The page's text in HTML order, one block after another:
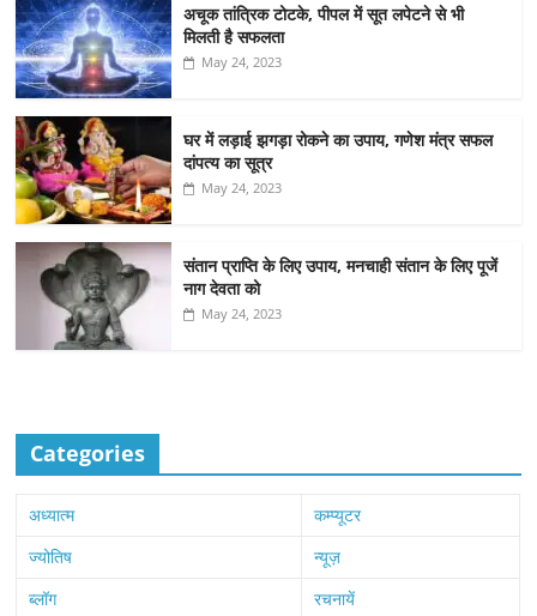
अचूक तांत्रिक टोटके, पीपल में सूत लपेटने से भी
मिलती है सफलता
May 24, 2023
घर में लड़ाई झगड़ा रोकने का उपाय, गणेश मंत्र सफल
दांपत्य का सूत्र
May 24, 2023
संतान प्राप्ति के लिए उपाय, मनचाही संतान के लिए पूजें
नाग देवता को
May 24, 2023
Categories
अध्यात्म
कम्प्यूटर
ज्योतिष
न्यूज़
ब्लॉग
रचनायें